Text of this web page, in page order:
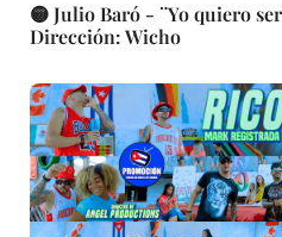
🟡 Julio Baró - ¨Yo quiero
Dirección: Wicho